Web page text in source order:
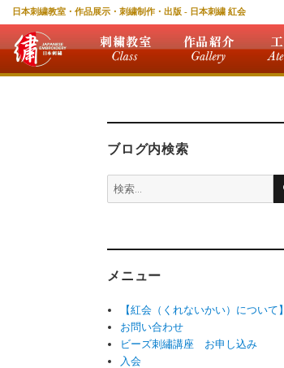
日本刺繍教室・作品展示・刺繍制作・出版 - 日本刺繍 紅会
ブログ内検索
検
索:
メニュー
【紅会（くれないかい）について】
お問い合わせ
ビーズ刺繡講座 お申し込み
入会